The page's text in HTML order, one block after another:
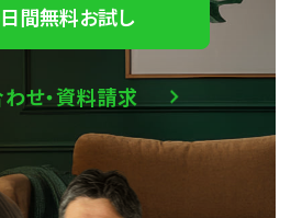
間無料お試し
せ・資料請求